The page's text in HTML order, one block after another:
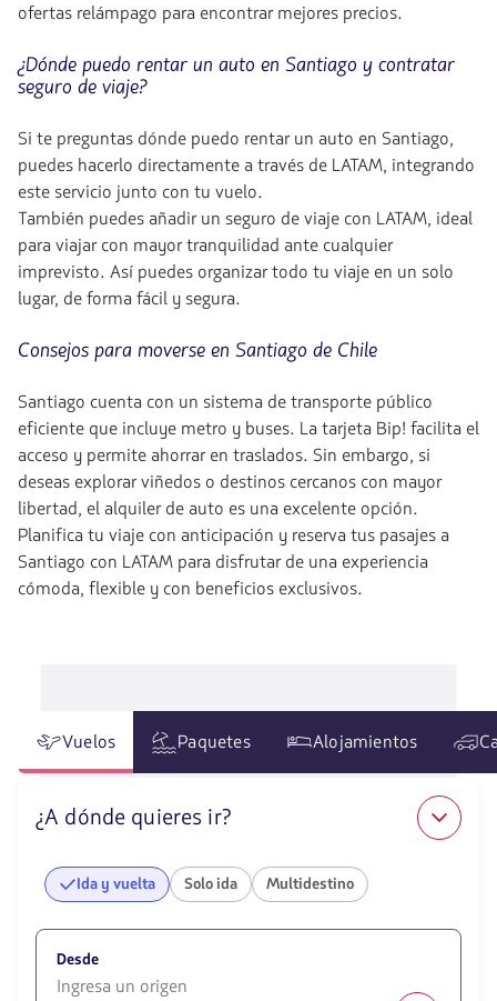
ofertas relámpago para encontrar mejores precios.
¿Dónde puedo rentar un auto en Santiago y contratar
seguro de viaje?
Si te preguntas dónde puedo rentar un auto en Santiago,
puedes hacerlo directamente a través de LATAM, integrando
este servicio junto con tu vuelo.
También puedes añadir un seguro de viaje con LATAM, ideal
para viajar con mayor tranquilidad ante cualquier
imprevisto. Así puedes organizar todo tu viaje en un solo
lugar, de forma fácil y segura.
Consejos para moverse en Santiago de Chile
Santiago cuenta con un sistema de transporte público
eficiente que incluye metro y buses. La tarjeta Bip! facilita el
acceso y permite ahorrar en traslados. Sin embargo, si
deseas explorar viñedos o destinos cercanos con mayor
libertad, el alquiler de auto es una excelente opción.
Planifica tu viaje con anticipación y reserva tus pasajes a
Santiago con LATAM para disfrutar de una experiencia
cómoda, flexible y con beneficios exclusivos.
Vuelos Paquetes Alojamientos
¿A dónde quieres ir?
Ida y vuelta Solo ida Multidestino
Desde